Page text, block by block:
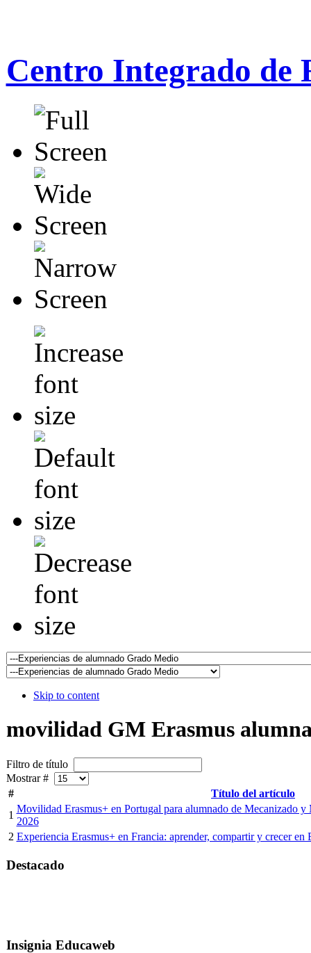
Centro Integrado de
Skip to content
movilidad GM Erasmus
Filtro de título
Mostrar #
#
Título del artículo
1
Movilidad Erasmus+ en Portugal para alumnado de Mecanizado
2026
2 Experiencia Erasmus+ en Francia: aprender, compartir y crecer en
Destacado
Insignia Educaweb